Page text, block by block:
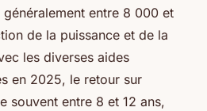
entre 8 000 et
de la puissance et de la
les diverses aides
en 2025, le retour sur
souvent entre 8 et 12 ans,